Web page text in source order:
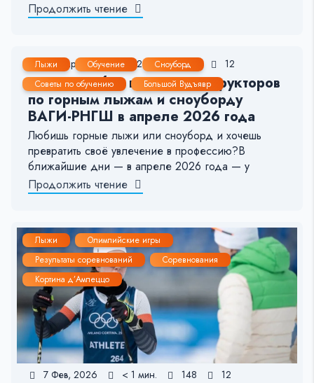
Продолжить чтение
Лыжи Обучение
Сноуборд
Советы по обучению
Большой Вудъявр
29 Мар, 2026 1-2 мин. 92 12
Открыт набор в школу инструкторов
по горным лыжам и сноуборду
ВАГИ-РНГШ в апреле 2026 года
Любишь горные лыжи или сноуборд и хочешь
превратить своё увлечение в профессию?В
ближайшие дни — в апреле 2026 года — у
Продолжить чтение
Лыжи
Олимпийские игры
Результаты соревнований
Соревнования
Кортина д’Ампеццо
7 Фев, 2026 < 1 мин. 148 12